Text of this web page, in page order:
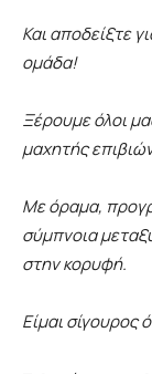
Και αποδείξτε
ομάδα!
Ξέρουμε όλοι
μαχητής
Με όραμα,
σύμπνοια
στην κορυφή.
Είμαι σίγουρος